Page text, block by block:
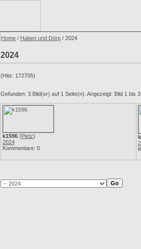
Home / Haben und Dörp / 2024
2024
(Hits: 172705)
Gefunden: 3 Bild(er) auf 1 Seite(n). Angezeigt: Bild 1 bis
k1596 (Pietz)
2024
Kommentare: 0